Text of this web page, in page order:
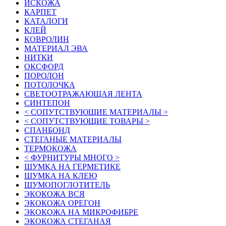
ИСКОЖА
КАРПЕТ
КАТАЛОГИ
КЛЕЙ
КОВРОЛИН
МАТЕРИАЛ ЭВА
НИТКИ
ОКСФОРД
ПОРОЛОН
ПОТОЛОЧКА
СВЕТООТРАЖАЮЩАЯ ЛЕНТА
СИНТЕПОН
< СОПУТСТВУЮЩИЕ МАТЕРИАЛЫ >
< СОПУТСТВУЮЩИЕ ТОВАРЫ >
СПАНБОНД
СТЕГАНЫЕ МАТЕРИАЛЫ
ТЕРМОКОЖА
< ФУРНИТУРЫ МНОГО >
ШУМКА НА ГЕРМЕТИКЕ
ШУМКА НА КЛЕЮ
ШУМОПОГЛОТИТЕЛЬ
ЭКОКОЖА ВСЯ
ЭКОКОЖА ОРЕГОН
ЭКОКОЖА НА МИКРОФИБРЕ
ЭКОКОЖА СТЕГАНАЯ